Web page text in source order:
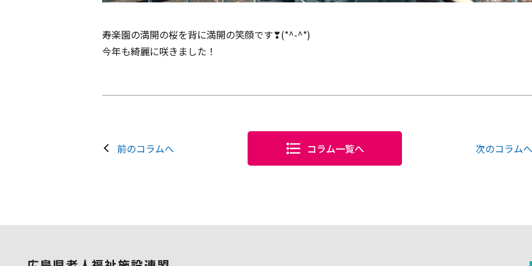
寿楽園の満開の桜を背に満開の笑顔です❣(*^-^*)
今年も綺麗に咲きました！
前のコラムへ コラム一覧へ 次のコラムへ